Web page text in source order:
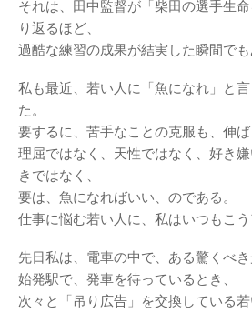
それは、田中監督が「柴田の選手生
り返るほど、
過酷な練習の成果が結実した瞬間でも
私も最近、若い人に「魚になれ」と
た。
要するに、苦手なことの克服も、伸ば
理屈ではなく、天性ではなく、好き
きではなく、
要は、魚になればいい、のである。
仕事に悩む若い人に、私はいつもこう
先日私は、電車の中で、ある驚くべき
始発駅で、発車を待っているとき、
次々と「吊り広告」を交換している若